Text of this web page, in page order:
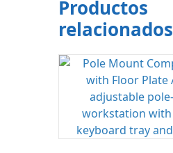
Productos
relacionados